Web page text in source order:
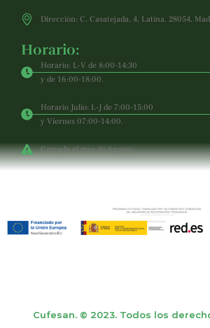
Dirección: C. Casatejada, 4, Latina. 28054,
Horario:
Horario: L-V de 8:00-14:30
y de 16:00-18:00.
Horario Julio: L-J de 7:00-15:00
y Viernes 07:00-14:00.
Cerrado el mes de Agosto.
Cufesan. © 2023. Todos los